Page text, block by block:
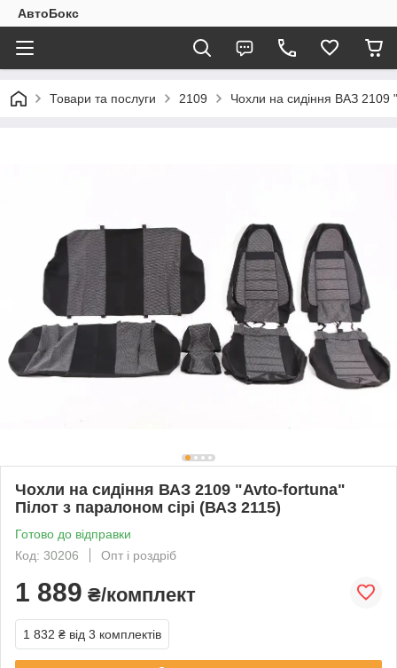
АвтоБокс
Товари та послуги 2109 Чохли на сидіння ВАЗ 2109
Чохли на сидіння ВАЗ 2109 "Avto-fortuna"
Пілот з паралоном сірі (ВАЗ 2115)
Готово до відправки
Код: 30206
Опт і роздріб
1 889 ₴/комплект
1 832 ₴ від 3 комплектів